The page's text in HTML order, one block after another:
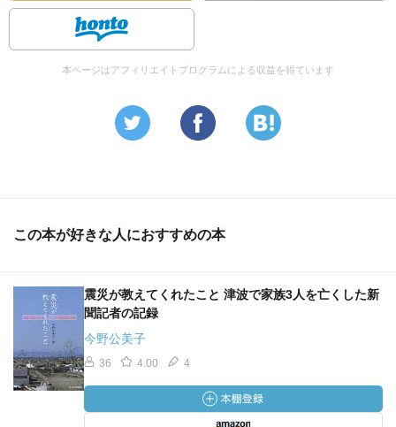
本ページはアフィリエイトプログラムによる収益を得ています
この本が好きな人におすすめの本
震災が教えてくれたこと 津波で家族3人を亡くした新
聞記者の記録
今野公美子
36 4.00 4